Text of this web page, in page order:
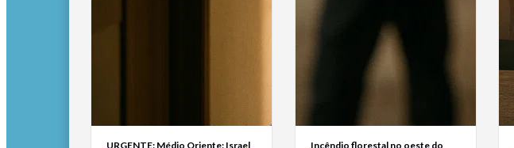
URGENTE: Médio Oriente: Israel
Incêndio florestal no oeste do